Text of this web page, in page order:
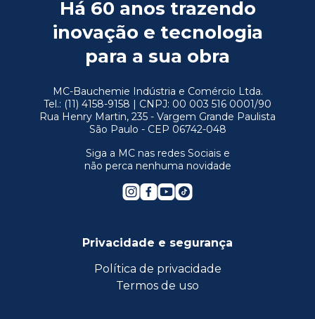
Há 60 anos trazendo
inovação e tecnologia
para a sua obra
MC-Bauchemie Indústria e Comércio Ltda.
Tel.: (11) 4158-9158 | CNPJ: 00 003 516 0001/90
Rua Henry Martin, 235 - Vargem Grande Paulista
São Paulo - CEP 06742-048
Siga a MC nas redes Sociais e
não perca nenhuma novidade
Privacidade e segurança
Política de privacidade
Termos de uso